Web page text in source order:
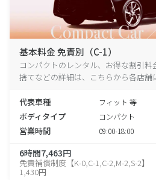
基本料金 免責別（C-1）
コンパクトのレンタル、お得な割引料
捨てなどの詳細は、こちらから各店舗
代表車種 フィット 等
ボディタイプ コンパクト
営業時間 09:00-18:00
6時間7,463円
免責補償制度【K-0,C-1,C-2,M-2,S-2】
1,430円